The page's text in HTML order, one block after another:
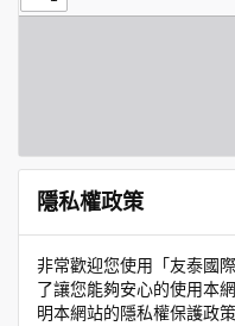
隱私權政策
非常歡迎您使用「友泰國
了讓您能夠安心的使用本
明本網站的隱私權保護政